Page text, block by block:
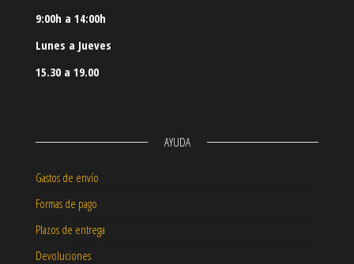
9:00h a 14:00h
Lunes a Jueves
15.30 a 19.00
AYUDA
Gastos de envío
Formas de pago
Plazos de entrega
Devoluciones